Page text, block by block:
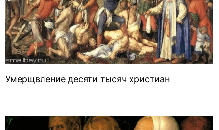
Умерщвление десяти тысяч христиан